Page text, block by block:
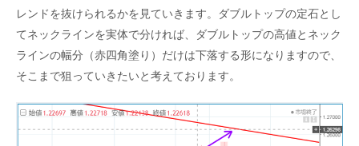
レンドを抜けられるかを見ていきます。ダブルトップの定石とし
てネックラインを実体で分ければ、ダブルトップの高値とネック
ラインの幅分（赤四角塗り）だけは下落する形になりますので、
そこまで狙っていきたいと考えております。